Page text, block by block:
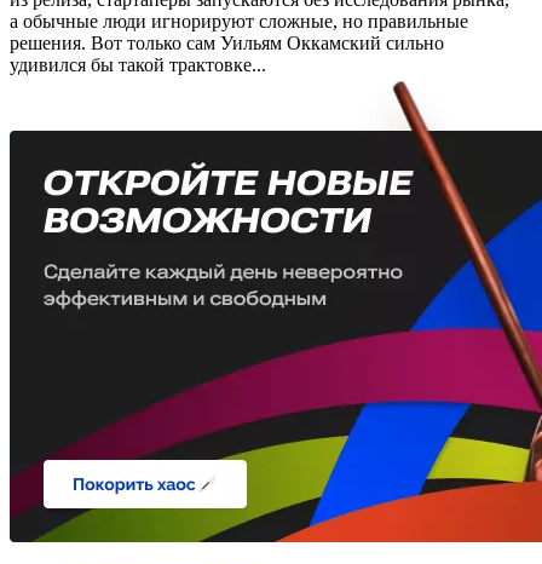
а обычные люди игнорируют сложные, но правильные
решения. Вот только сам Уильям Оккамский сильно
удивился бы такой трактовке...